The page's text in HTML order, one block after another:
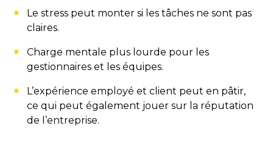
Le stress peut monter si les tâches ne sont pas
claires.
Charge mentale plus lourde pour les
gestionnaires et les équipes.
L’expérience employé et client peut en pâtir,
ce qui peut également jouer sur la réputation
de l’entreprise.